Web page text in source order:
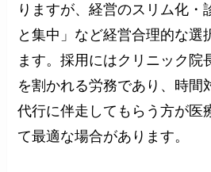
りますが、経営のスリム化・
と集中」など経営合理的な選
ます。採用にはクリニック院
を割かれる労務であり、時間
代行に伴走してもらう方が医
て最適な場合があります。